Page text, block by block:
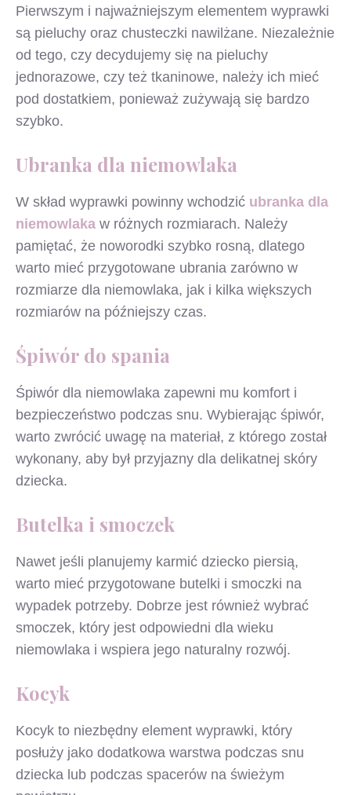
Pierwszym i najważniejszym elementem wyprawki
są pieluchy oraz chusteczki nawilżane. Niezależnie
od tego, czy decydujemy się na pieluchy
jednorazowe, czy też tkaninowe, należy ich mieć
pod dostatkiem, ponieważ zużywają się bardzo
szybko.
Ubranka dla niemowlaka
W skład wyprawki powinny wchodzić ubranka dla
niemowlaka w różnych rozmiarach. Należy
pamiętać, że noworodki szybko rosną, dlatego
warto mieć przygotowane ubrania zarówno w
rozmiarze dla niemowlaka, jak i kilka większych
rozmiarów na późniejszy czas.
Śpiwór do spania
Śpiwór dla niemowlaka zapewni mu komfort i
bezpieczeństwo podczas snu. Wybierając śpiwór,
warto zwrócić uwagę na materiał, z którego został
wykonany, aby był przyjazny dla delikatnej skóry
dziecka.
Butelka i smoczek
Nawet jeśli planujemy karmić dziecko piersią,
warto mieć przygotowane butelki i smoczki na
wypadek potrzeby. Dobrze jest również wybrać
smoczek, który jest odpowiedni dla wieku
niemowlaka i wspiera jego naturalny rozwój.
Kocyk
Kocyk to niezbędny element wyprawki, który
posłuży jako dodatkowa warstwa podczas snu
dziecka lub podczas spacerów na świeżym